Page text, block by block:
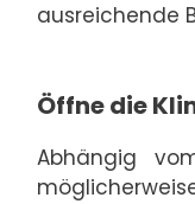
ausreichende
Öffne die
Abhängig